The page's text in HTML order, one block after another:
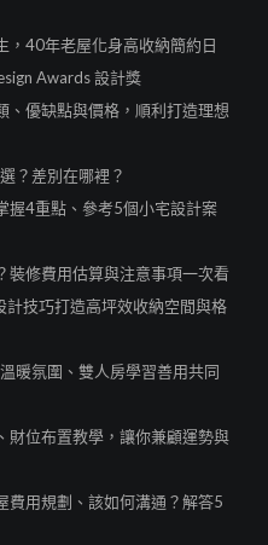
，40年老屋化身高收納簡約日
Awards 設計獎
、優缺點與價格，順利打造理想
？差別在哪裡？
握4重點、參考5個小宅設計案
裝修費用估算與注意事項一次看
技巧打造高坪效收納空間與格
暖氛圍、雙人房學習善用共同
財位布置教學，讓你兼顧運勢與
費用規劃、該如何溝通？解答5